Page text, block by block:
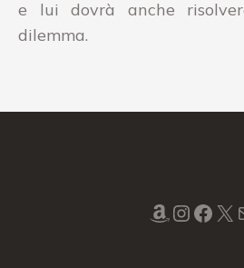
e lui dovrà anche
dilemma.
Amazon
X